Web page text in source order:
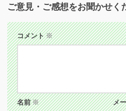
ご意見・ご感想をお聞かせく
コメント※
名前※ メ